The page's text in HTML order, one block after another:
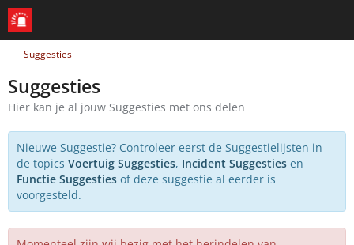
Suggesties
Suggesties
Hier kan je al jouw Suggesties met ons delen
Nieuwe Suggestie? Controleer eerst de Suggestielijsten in
de topics Voertuig Suggesties, Incident Suggesties en
Functie Suggesties of deze suggestie al eerder is
voorgesteld.